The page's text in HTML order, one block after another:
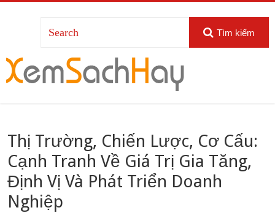
Tìm kiếm
Thị Trường, Chiến Lược, Cơ Cấu:
Cạnh Tranh Về Giá Trị Gia Tăng,
Định Vị Và Phát Triển Doanh
Nghiệp